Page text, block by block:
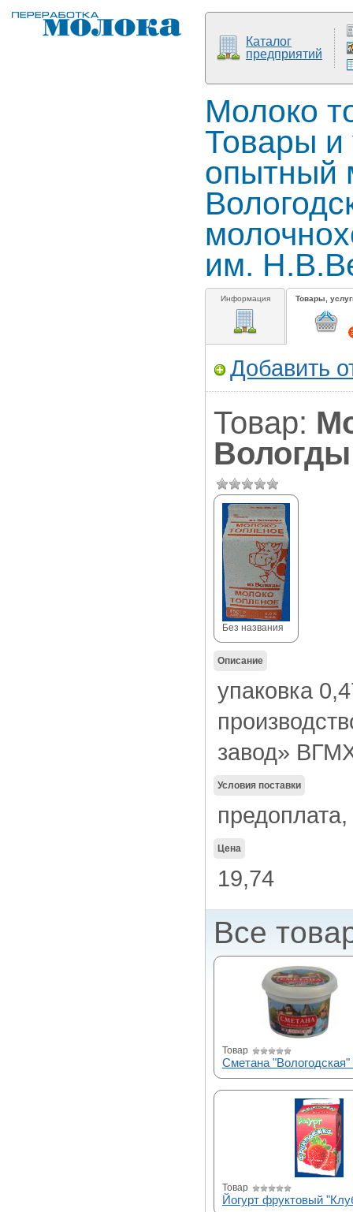
Каталог
предприятий
Молоко
Товары
опытный
им.
Информация Товары,
Добавить
Товар:
Без названия
Описание
упаковка
завод»
Условия поставки
Цена
19,74
Все
Товар
Сметана "Вологодская"
Товар
Йогурт фруктовый